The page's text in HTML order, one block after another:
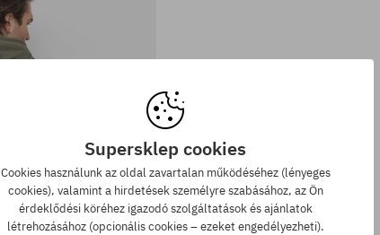
Supersklep cookies
Cookies használunk az oldal zavartalan működéséhez (lényeges
cookies), valamint a hirdetések személyre szabásához, az Ön
érdeklődési köréhez igazodó szolgáltatások és ajánlatok
létrehozásához (opcionális cookies – ezeket engedélyezheti).